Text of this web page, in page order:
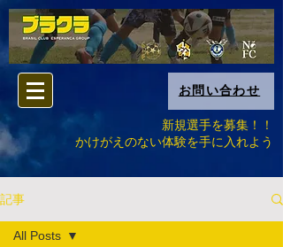
お問い合わせ
新規選手を募集！！
​かけがえのない体験を手に入れよう
記事
All Posts